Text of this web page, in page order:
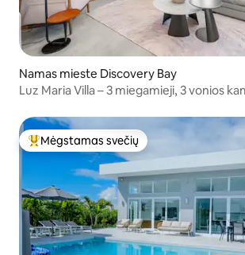
Namas mieste Discovery Bay
Luz Maria Villa – 3 miegamieji, 3 vonios
Svečių mėgstamiausias
Mėgstamas svečių